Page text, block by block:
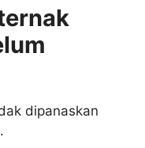
dipanaskan